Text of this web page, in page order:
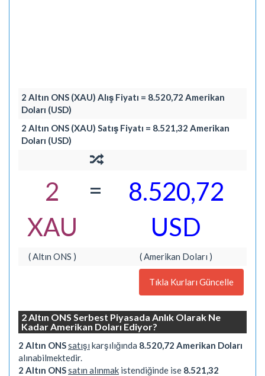
2 Altın ONS (XAU) Alış Fiyatı = 8.520,72 Amerikan
Doları (USD)
2 Altın ONS (XAU) Satış Fiyatı = 8.521,32 Amerikan
Doları (USD)
2
XAU
=
8.520,72
USD
( Altın ONS ) ( Amerikan Doları )
Tıkla Kurları Güncelle
2 Altın ONS Serbest Piyasada Anlık Olarak Ne
Kadar Amerikan Doları Ediyor?
2 Altın ONSsatışı karşılığında 8.520,72 Amerikan Doları
alınabilmektedir.
2 Altın ONSsatın alınmak istendiğinde ise 8.521,32